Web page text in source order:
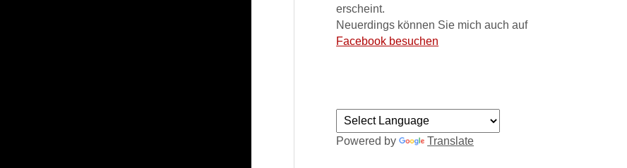
erscheint.
Neuerdings können Sie mich auch auf
Facebook besuchen
Powered by Translate